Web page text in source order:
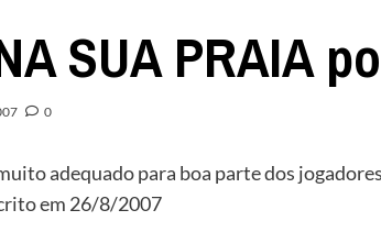
SUA PRAIA
0
adequado para boa parte dos
em 26/8/2007